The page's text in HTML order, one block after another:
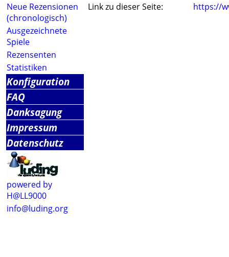
Neue Rezensionen
(chronologisch)
Ausgezeichnete
Spiele
Rezensenten
Statistiken
Konfiguration
FAQ
Danksagung
Impressum
Datenschutz
powered by
H@LL9000
info@luding.org
Link zu dieser Seite: https://